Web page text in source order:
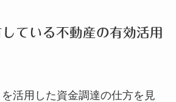
ている不動産の有効活用
活用した資金調達の仕方を見